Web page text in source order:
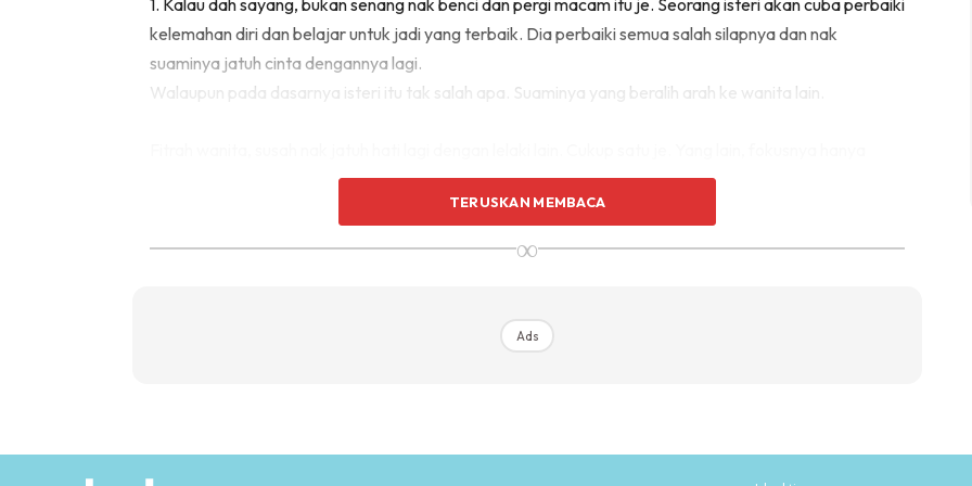
1. Kalau dah sayang, bukan senang nak benci dan pergi macam itu je. Seorang isteri akan cuba perbaiki
kelemahan diri dan belajar untuk jadi yang terbaik. Dia perbaiki semua salah silapnya dan nak
suaminya jatuh cinta dengannya lagi.
Walaupun pada dasarnya isteri itu tak salah apa. Suaminya yang beralih arah ke wanita lain.
pada anak-anak dan urus rumahtangga sahaja.
TERUSKAN MEMBACA
∞
Ads